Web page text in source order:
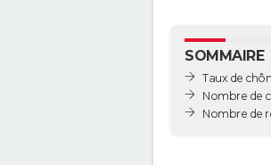
SOMMAIRE
Taux de
Nombre de
Nombre de